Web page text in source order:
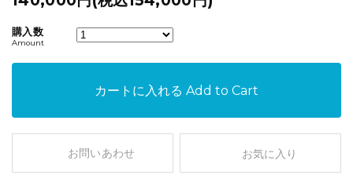
購入数
Amount
カートに入れる Add to Cart
お問いあわせ お気に入り